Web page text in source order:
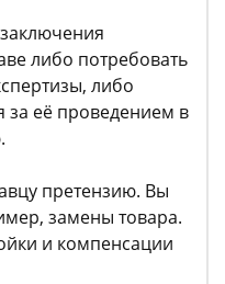
либо потребовать
либо
за её проведением в
претензию. Вы
замены товара.
и компенсации